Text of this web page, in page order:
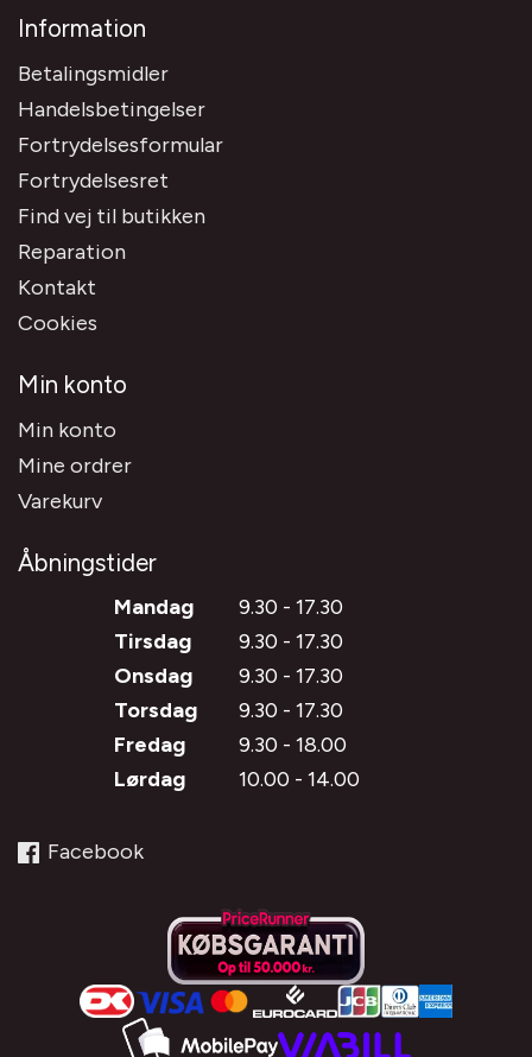
Information
Betalingsmidler
Handelsbetingelser
Fortrydelsesformular
Fortrydelsesret
Find vej til butikken
Reparation
Kontakt
Cookies
Min konto
Min konto
Mine ordrer
Varekurv
Åbningstider
Mandag
9.30 - 17.30
Tirsdag
9.30 - 17.30
Onsdag
9.30 - 17.30
Torsdag
9.30 - 17.30
Fredag
9.30 - 18.00
Lørdag
10.00 - 14.00
Facebook